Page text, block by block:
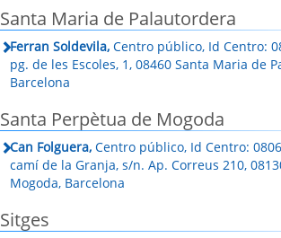
Santa Maria de Palautordera
Ferran Soldevila, Centro público, Id Centro:
pg. de les Escoles, 1, 08460 Santa Maria de
Barcelona
Santa Perpètua de Mogoda
Can Folguera, Centro público, Id Centro:
camí de la Granja, s/n. Ap. Correus 210,
Mogoda, Barcelona
Sitges